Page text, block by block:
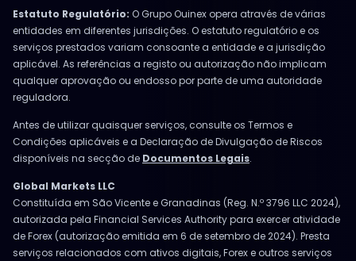
Estatuto Regulatório: O Grupo Ouinex opera através de várias
entidades em diferentes jurisdições. O estatuto regulatório e os
serviços prestados variam consoante a entidade e a jurisdição
aplicável. As referências a registo ou autorização não implicam
qualquer aprovação ou endosso por parte de uma autoridade
reguladora.
Antes de utilizar quaisquer serviços, consulte os Termos e
Condições aplicáveis e a Declaração de Divulgação de Riscos
disponíveis na secção de Documentos Legais.
Global Markets LLC
Constituída em São Vicente e Granadinas (Reg. N.º 3796 LLC 2024),
autorizada pela Financial Services Authority para exercer atividade
de Forex (autorização emitida em 6 de setembro de 2024). Presta
serviços relacionados com ativos digitais, Forex e outros serviços